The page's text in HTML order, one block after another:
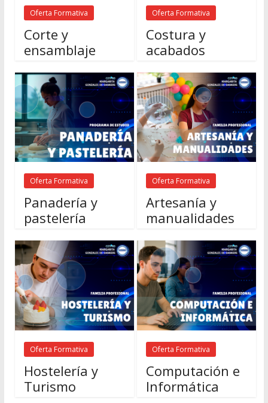
Oferta Formativa
Corte y
ensamblaje
Oferta Formativa
Costura y
acabados
Oferta Formativa
Panadería y
pastelería
Oferta Formativa
Artesanía y
manualidades
Oferta Formativa
Hostelería y
Turismo
Oferta Formativa
Computación e
Informática